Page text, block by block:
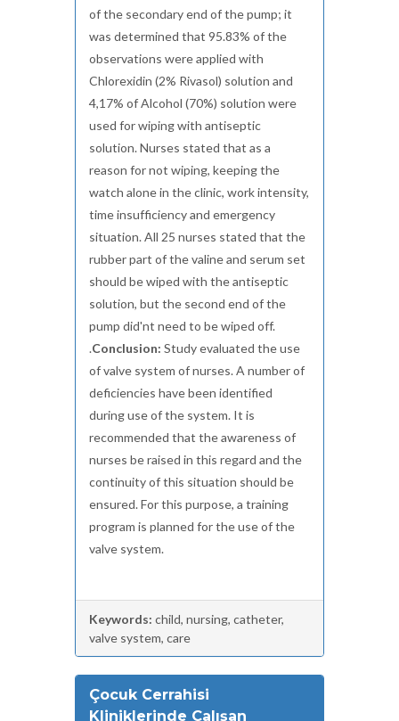
of the secondary end of the pump; it
was determined that 95.83% of the
observations were applied with
Chlorexidin (2% Rivasol) solution and
4,17% of Alcohol (70%) solution were
used for wiping with antiseptic
solution. Nurses stated that as a
reason for not wiping, keeping the
watch alone in the clinic, work intensity,
time insufficiency and emergency
situation. All 25 nurses stated that the
rubber part of the valine and serum set
should be wiped with the antiseptic
solution, but the second end of the
pump did'nt need to be wiped off.
.Conclusion: Study evaluated the use
of valve system of nurses. A number of
deficiencies have been identified
during use of the system. It is
recommended that the awareness of
nurses be raised in this regard and the
continuity of this situation should be
ensured. For this purpose, a training
program is planned for the use of the
valve system.
Keywords: child, nursing, catheter,
valve system, care
Çocuk Cerrahisi
Kliniklerinde Çalışan